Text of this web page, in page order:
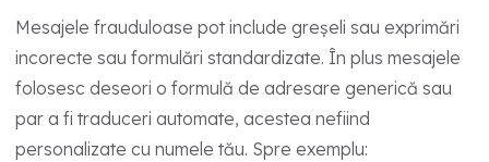
Mesajele frauduloase pot include greșeli sau exprimări
incorecte sau formulări standardizate. În plus mesajele
folosesc deseori o formulă de adresare generică sau
par a fi traduceri automate, acestea nefiind
personalizate cu numele tău. Spre exemplu: